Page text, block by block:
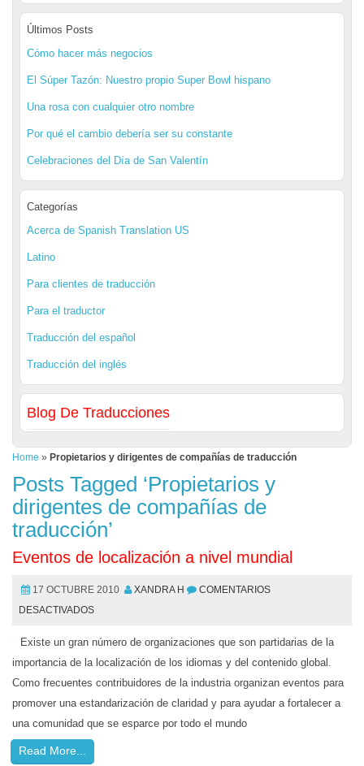
Últimos Posts
Cómo hacer más negocios
El Súper Tazón: Nuestro propio Super Bowl hispano
Una rosa con cualquier otro nombre
Por qué el cambio debería ser su constante
Celebraciones del Día de San Valentín
Categorías
Acerca de Spanish Translation US
Latino
Para clientes de traducción
Para el traductor
Traducción del español
Traducción del inglés
Blog De Traducciones
Home » Propietarios y dirigentes de compañías de traducción
Posts Tagged ‘Propietarios y
dirigentes de compañías de
traducción’
Eventos de localización a nivel mundial
17 OCTUBRE 2010 XANDRA H
COMENTARIOS
DESACTIVADOS
Existe un gran número de organizaciones que son partidarias de la
importancia de la localización de los idiomas y del contenido global.
Como frecuentes contribuidores de la industria organizan eventos para
promover una estandarización de claridad y para ayudar a fortalecer a
una comunidad que se esparce por todo el mundo
Read More...